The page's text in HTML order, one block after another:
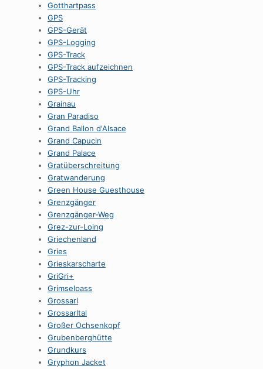
Gotthartpass
GPS
GPS-Gerät
GPS-Logging
GPS-Track
GPS-Track aufzeichnen
GPS-Tracking
GPS-Uhr
Grainau
Gran Paradiso
Grand Ballon d'Alsace
Grand Capucin
Grand Palace
Gratüberschreitung
Gratwanderung
Green House Guesthouse
Grenzgänger
Grenzgänger-Weg
Grez-zur-Loing
Griechenland
Gries
Grieskarscharte
GriGri+
Grimselpass
Grossarl
Grossarltal
Großer Ochsenkopf
Grubenberghütte
Grundkurs
Gryphon Jacket